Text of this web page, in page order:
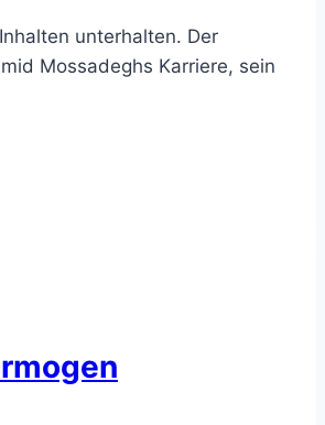
unterhalten. Der
Mossadeghs Karriere, sein